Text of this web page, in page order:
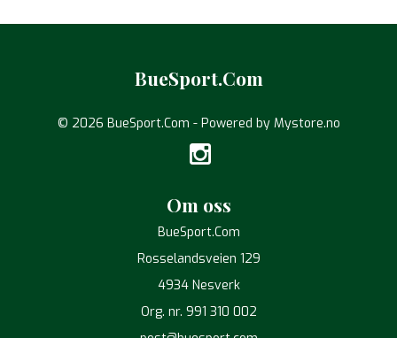
BueSport.Com
© 2026 BueSport.Com - Powered by Mystore.no
Om oss
BueSport.Com
Rosselandsveien 129
4934 Nesverk
Org. nr. 991 310 002